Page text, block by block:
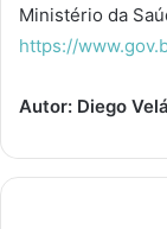
Ministério da
https://
Autor: Diego